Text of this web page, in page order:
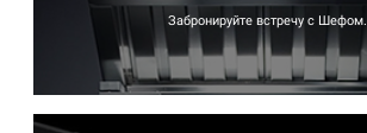
Забронируйте встречу с Шефом.